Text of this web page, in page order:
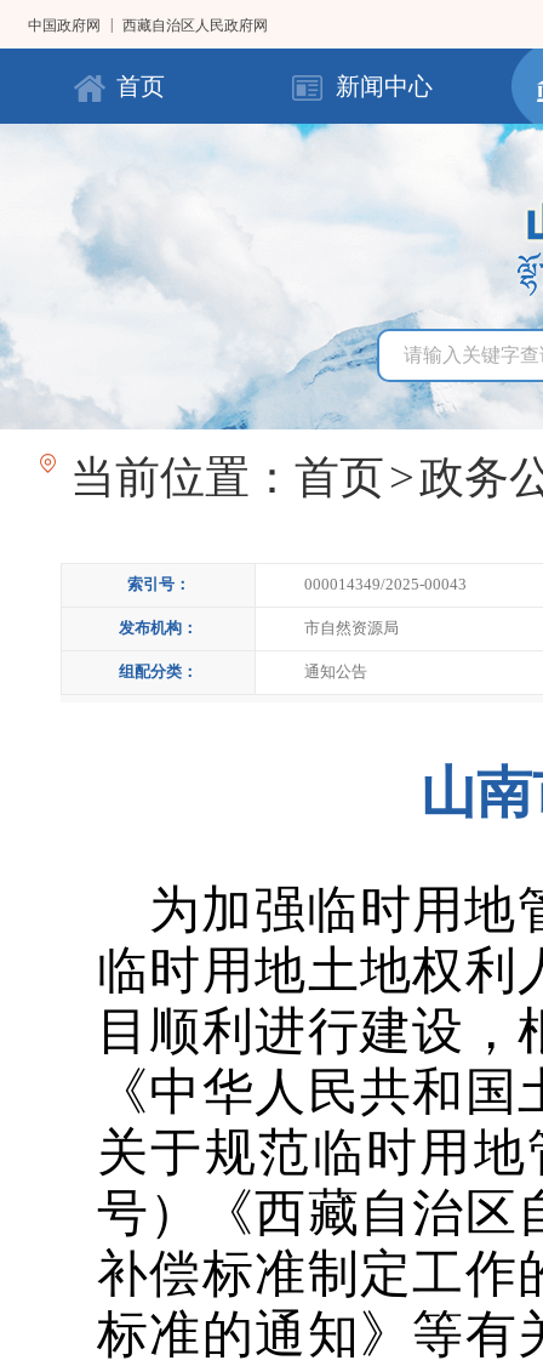
中国政府网 西藏自治区人民政府网
首页 新闻中心
当前位置： 首页>政务
索引号： 000014349/2025-00043
发布机构： 市自然资源局
组配分类： 通知公告
山
为加强临时用地
临时用地土地权利
目顺利进行建设
《中华人民共和
关于规范临时用
号）《西藏自治区
补偿标准制定工作
标准的通知》等有